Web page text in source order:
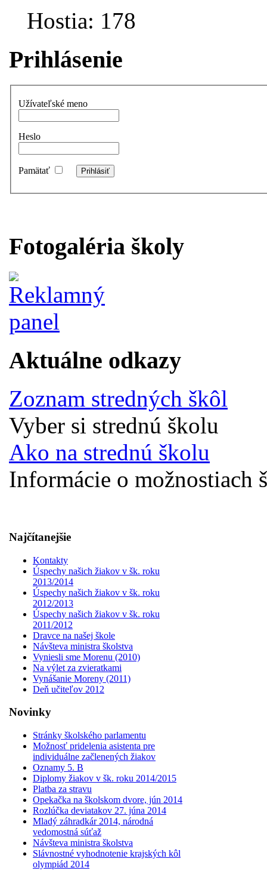
Hostia: 178
Prihlásenie
Užívateľské meno
Heslo
Pamätať
Fotogaléria školy
Aktuálne odkazy
Zoznam stredných škôl
Vyber si strednú školu
Ako na strednú školu
Informácie o možnostiach
Najčítanejšie
Kontakty
Úspechy našich žiakov v šk. roku
2013/2014
Úspechy našich žiakov v šk. roku
2012/2013
Úspechy našich žiakov v šk. roku
2011/2012
Dravce na našej škole
Návšteva ministra školstva
Vyniesli sme Morenu (2010)
Na výlet za zvieratkami
Vynášanie Moreny (2011)
Deň učiteľov 2012
Novinky
Stránky školského parlamentu
Možnosť pridelenia asistenta pre
individuálne začlenených žiakov
Oznamy 5. B
Diplomy žiakov v šk. roku 2014/2015
Platba za stravu
Opekačka na školskom dvore, jún 2014
Rozlúčka deviatakov 27. júna 2014
Mladý záhradkár 2014, národná
vedomostná súťaž
Návšteva ministra školstva
Slávnostné vyhodnotenie krajských kôl
olympiád 2014